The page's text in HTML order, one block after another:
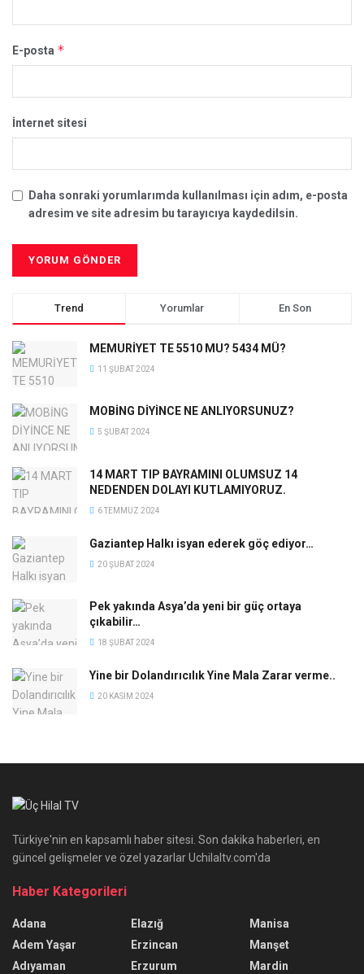
E-posta *
İnternet sitesi
Daha sonraki yorumlarımda kullanılması için adım, e-posta
adresim ve site adresim bu tarayıcıya kaydedilsin.
Trend Yorumlar En Son
MEMURİYET TE 5510 MU? 5434 MÜ?
11 ŞUBAT 2024
MOBİNG DİYİNCE NE ANLIYORSUNUZ?
5 ŞUBAT 2024
14 MART TIP BAYRAMINI OLUMSUZ 14
NEDENDEN DOLAYI KUTLAMIYORUZ.
6 TEMMUZ 2024
Gaziantep Halkı isyan ederek göç ediyor…
20 ŞUBAT 2024
Pek yakında Asya’da yeni bir güç ortaya
çıkabilir…
18 ŞUBAT 2024
Yine bir Dolandırıcılık Yine Mala Zarar verme..
20 KASIM 2024
Türkiye'nin en kapsamlı haber sitesi. Son dakika haberleri, en
güncel gelişmeler ve özel yazarlar Uchilaltv.com'da
Haber Kategorileri
Adana
Adem Yaşar
Adıyaman
Elazığ
Erzincan
Erzurum
Manisa
Manşet
Mardin